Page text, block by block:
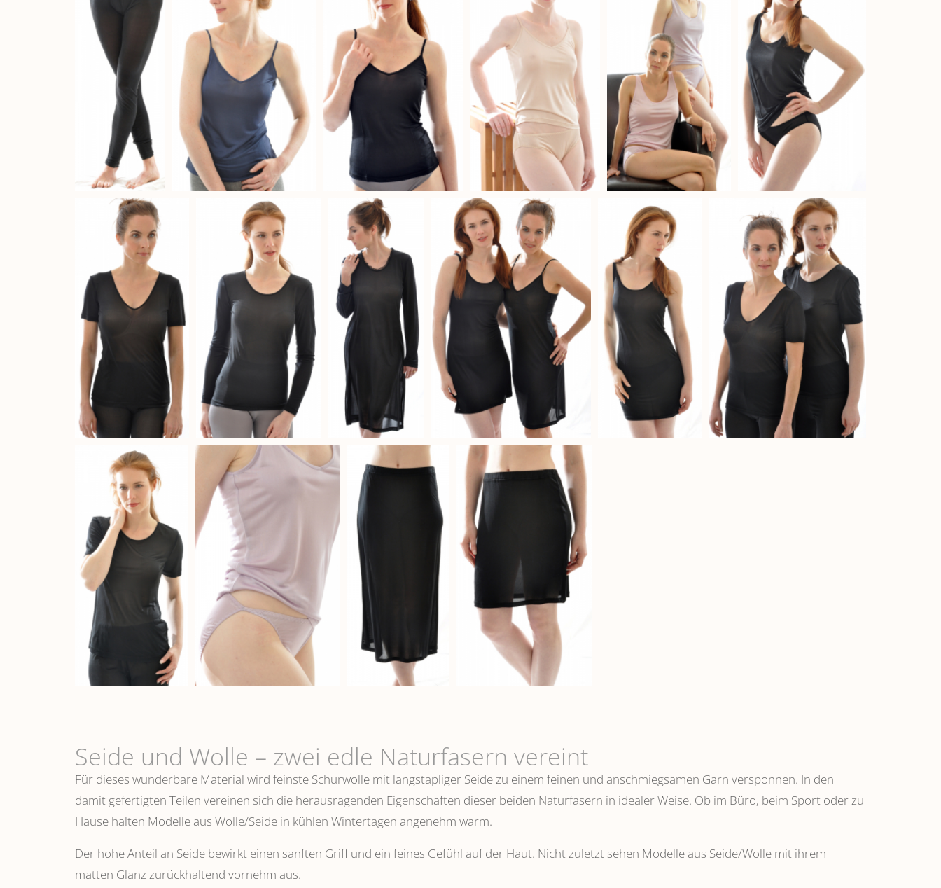
Seide und Wolle – zwei edle Naturfasern vereint
Für dieses wunderbare Material wird feinste Schurwolle mit langstapliger Seide zu einem feinen und anschmiegsamen Garn versponnen. In den
damit gefertigten Teilen vereinen sich die herausragenden Eigenschaften dieser beiden Naturfasern in idealer Weise. Ob im Büro, beim Sport oder zu
Hause halten Modelle aus Wolle/Seide in kühlen Wintertagen angenehm warm.
Der hohe Anteil an Seide bewirkt einen sanften Griff und ein feines Gefühl auf der Haut. Nicht zuletzt sehen Modelle aus Seide/Wolle mit ihrem
matten Glanz zurückhaltend vornehm aus.